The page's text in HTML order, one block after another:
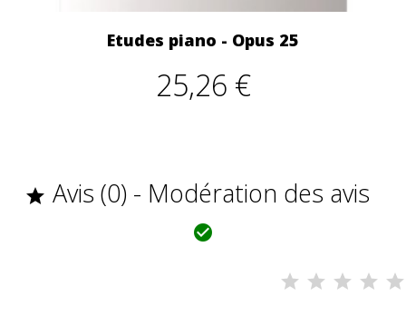
Etudes piano - Opus 25
25,26 €
 Avis (0) - Modération des avis
